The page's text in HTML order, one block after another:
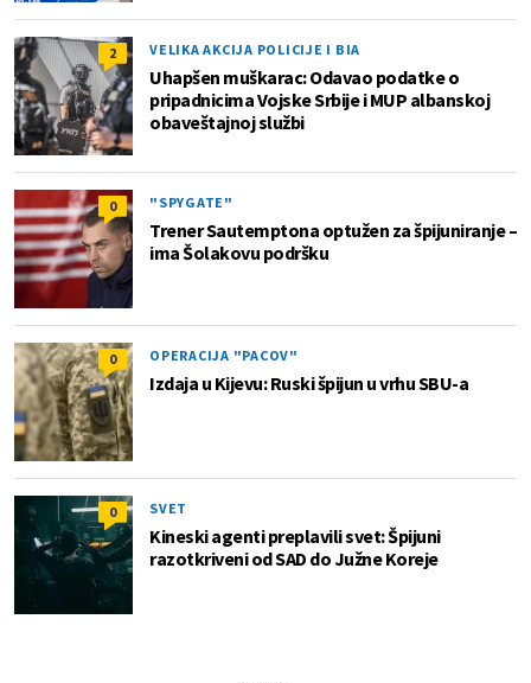
2 VELIKA AKCIJA POLICIJE I BIA
Uhapšen muškarac: Odavao podatke o
pripadnicima Vojske Srbije i MUP albanskoj
obaveštajnoj službi
0 "SPYGATE"
Trener Sautemptona optužen za špijuniranje –
ima Šolakovu podršku
0 OPERACIJA "PACOV"
Izdaja u Kijevu: Ruski špijun u vrhu SBU-a
0 SVET
Kineski agenti preplavili svet: Špijuni
razotkriveni od SAD do Južne Koreje